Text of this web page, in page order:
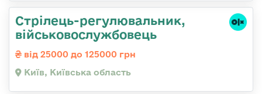
Стpілець-регулювальник,
військовослужбовець
від 25000 до 125000 грн
Київ, Київська область